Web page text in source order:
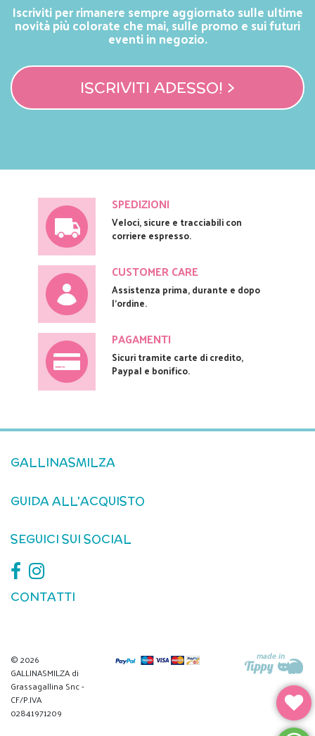
Iscriviti per rimanere sempre aggiornato sulle ultime
novità più colorate che mai, sulle promo e sui futuri
eventi in negozio.
ISCRIVITI ADESSO! >
SPEDIZIONI
Veloci, sicure e tracciabili con
corriere espresso.
CUSTOMER CARE
Assistenza prima, durante e dopo
l'ordine.
PAGAMENTI
Sicuri tramite carte di credito,
Paypal e bonifico.
GALLINASMILZA
GUIDA ALL'ACQUISTO
SEGUICI SUI SOCIAL
CONTATTI
© 2026
GALLINASMILZA di
Grassagallina Snc -
CF/P.IVA
02841971209